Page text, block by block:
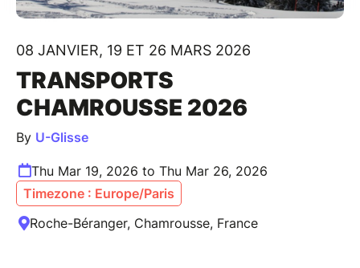
08 JANVIER, 19 ET 26 MARS 2026
TRANSPORTS
CHAMROUSSE 2026
By U-Glisse
Thu Mar 19, 2026 to Thu Mar 26, 2026
Timezone : Europe/Paris
Roche-Béranger, Chamrousse, France